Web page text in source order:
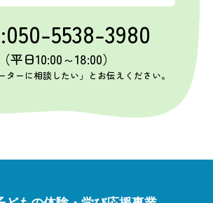
5538-3980
（平日10:00～18:00）
ターに相談したい」とお伝えください。